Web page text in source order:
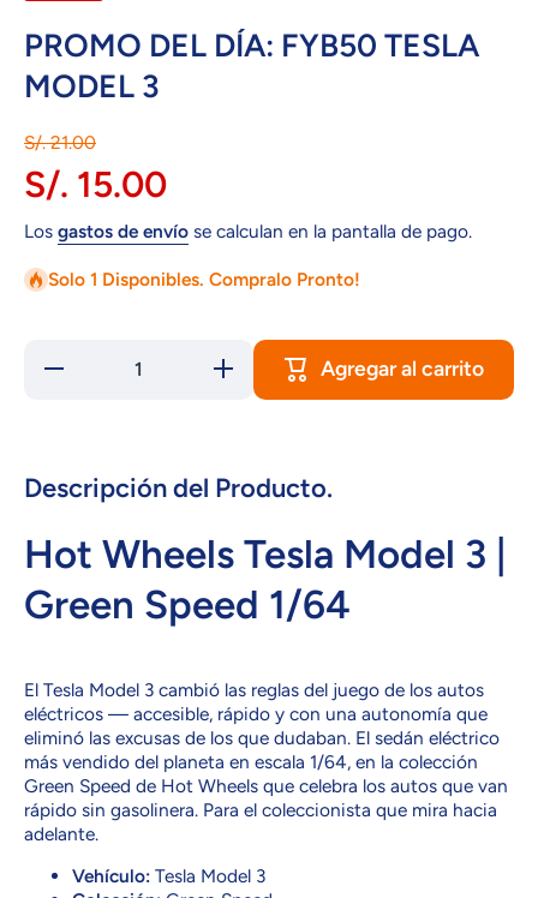
PROMO DEL DÍA: FYB50 TESLA
MODEL 3
S/. 21.00
S/. 15.00
Los gastos de envío se calculan en la pantalla de pago.
Solo 1 Disponibles. Compralo Pronto!
Reducir
TESLA
Aumentar
cantidad
para
MODEL
Agregar al carrito
Descripción del Producto.
Hot Wheels Tesla Model 3 |
Green Speed 1/64
El Tesla Model 3 cambió las reglas del juego de los autos
eléctricos — accesible, rápido y con una autonomía que
eliminó las excusas de los que dudaban. El sedán eléctrico
más vendido del planeta en escala 1/64, en la colección
Green Speed de Hot Wheels que celebra los autos que van
rápido sin gasolinera. Para el coleccionista que mira hacia
adelante.
Vehículo: Tesla Model 3